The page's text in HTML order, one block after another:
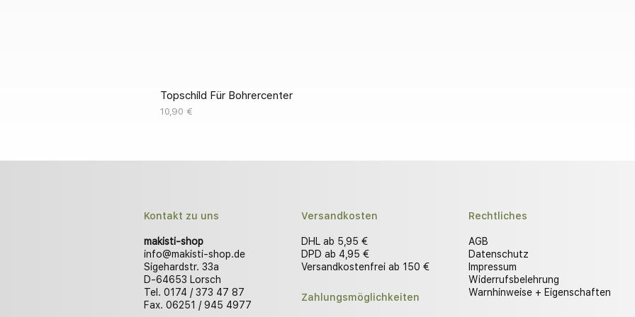
Topschild Für Bohrercenter
Preis
10,90 €
Kontakt zu uns
makisti-shop
info@makisti-shop.de
Sigehardstr. 33a
D-64653 Lorsch
Tel. 0174 / 373 47 87
Fax. 06251 / 945 4977
Versandkosten
DHL ab 5,95 €
DPD ab 4,95 €
Versandkostenfrei ab 150 €
Zahlungsmöglichkeiten
Rechtliches
AGB
Datenschutz
Impressum
Widerrufsbelehrung
Warnhinweise + Eigenschaften